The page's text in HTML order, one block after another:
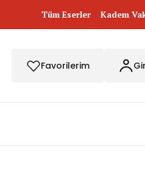
Tüm Eserler Kadem
Favorilerim